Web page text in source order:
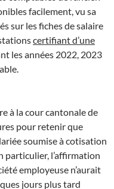
facilement, vu sa
sur les fiches de salaire
certifiant d’une
les années 2022, 2023
à la cour cantonale de
pour retenir que
soumise à cotisation
particulier, l’affirmation
employeuse n’aurait
jours plus tard